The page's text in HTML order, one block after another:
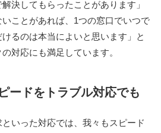
決してもらったことがあります」
ことがあれば、1つの窓口でいつで
るのは本当によいと思います」と
対応にも満足しています。
ードをトラブル対応でも
といった対応では、我々もスピード